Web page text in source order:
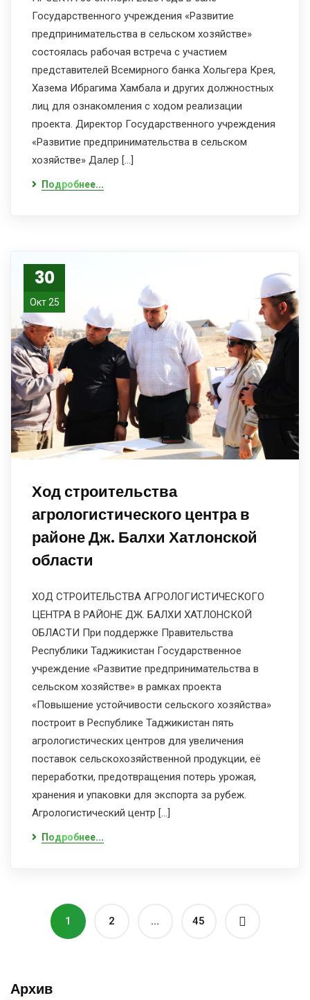
Государственного учреждения «Развитие
предпринимательства в сельском хозяйстве»
состоялась рабочая встреча с участием
представителей Всемирного банка Хольгера Крея,
Хазема Ибрагима Хамбала и других должностных
лиц для ознакомления с ходом реализации
проекта. Директор Государственного учреждения
«Развитие предпринимательства в сельском
хозяйстве» Далер […]
Подробнее...
30
Окт 25
Ход строительства
агрологистического центра в
районе Дж. Балхи Хатлонской
области
ХОД СТРОИТЕЛЬСТВА АГРОЛОГИСТИЧЕСКОГО
ЦЕНТРА В РАЙОНЕ ДЖ. БАЛХИ ХАТЛОНСКОЙ
ОБЛАСТИ При поддержке Правительства
Республики Таджикистан Государственное
учреждение «Развитие предпринимательства в
сельском хозяйстве» в рамках проекта
«Повышение устойчивости сельского хозяйства»
построит в Республике Таджикистан пять
агрологистических центров для увеличения
поставок сельскохозяйственной продукции, её
переработки, предотвращения потерь урожая,
хранения и упаковки для экспорта за рубеж.
Агрологистический центр […]
Подробнее...
1 2 … 45
Архив